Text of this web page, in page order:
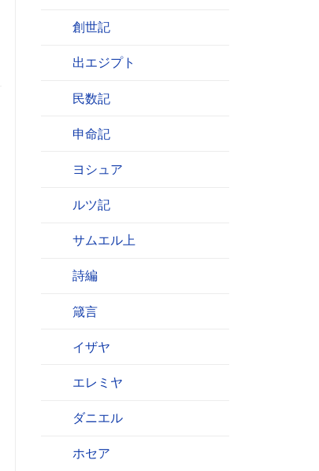
創世記
出エジプト
民数記
申命記
ヨシュア
ルツ記
サムエル上
詩編
箴言
イザヤ
エレミヤ
ダニエル
ホセア